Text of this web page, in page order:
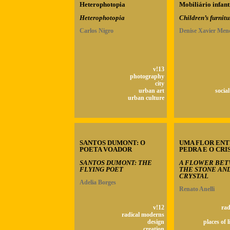
Heterophotopia
Heterophotopia
Carlos Nigro
v!13
photography
city
urban art
urban culture
Mobiliário
Children’s
Denise Xavier
SANTOS DUMONT: O
POETA VOADOR
SANTOS DUMONT: THE
FLYING POET
Adelia Borges
v!12
radical moderns
design
UMA FLOR
PEDRA E O
A FLOWER
THE STONE
CRYSTAL
Renato Anelli
places of